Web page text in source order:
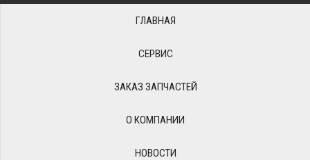
ГЛАВНАЯ
СЕРВИС
ЗАКАЗ ЗАПЧАСТЕЙ
О КОМПАНИИ
НОВОСТИ